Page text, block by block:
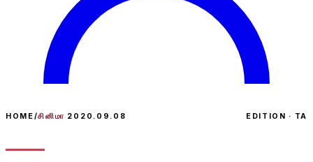
HOME/சினிமா 2020.09.08 EDITION · TA